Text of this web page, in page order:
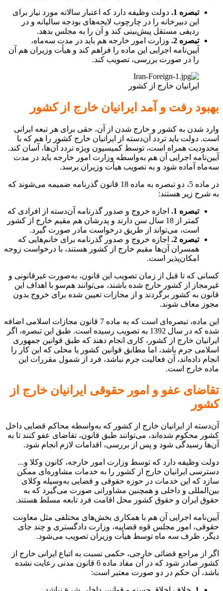
تبصره 1.
دولت وظیفه دارد که اعتبار سالانه مورد نیاز برای
این دبیرخانه را در چارچوب لایحه‌های بودجه سالیانه و در
ردیفی مستقل پیش‌بینی کند و آن را به مجلس بدهد.
تبصره 2.
وزارت امور خارجه هم باید در مدت سه‌ماه،
آیین‌نامه اجرایی این ماده را فراهم کند و هیأت وزیران هم آن
را در صورت بررسی، تصویب کند.
ایرانیان خارج از کشور
بهبود رفت و آمد ایرانیان خارج از کشور
وارد شدن به کشور و خارج شدن از آن، حقی برای هر تبعه ایرانی
است. دولت باید تردد آن‌دسته از ایرانیان خارج کشور را هم که با
محدودیت همراه است، توسط کمیسیون ویژه تردد آن‌ها، آسان کند.
آیین‌نامه اجرایی آن هم به‌واسطه وزارت امور خارجه باید در مدت
سه‌ماه آماده شود و به تصویب هیأت وزیران برسد.
در ماده 5، دو تبصره به ماده 18 قانون گذرنامه ضمیمه می‌شوند که
به شرح زیر هستند:
تبصره 1.
اجازه خروج و صدور گذرنامه آن‌دسته از افرادی که
کمتر از 18 سال سن دارند و پدرشان هم مقیم خارج از کشور
است، می‌تواند از طریق درخواست مادر صورت گیرد.
تبصره 2.
اجازه خروج و صدور گذرنامه برای خانم‌هایی که
همسران آن‌ها مقیم خارج از کشور هستند، با درخواست زوجه
امکان‌پذیر است.
کسانی که تا قبل از زمان تصویب این قانون، به‌صورت غیرقانونی و
غیرمجاز از کشور خارج شده باشند، می‌توانند هم‌سو با اهداف این
قانون به کشور برگردند و از مجازات تعیین شده برای خروج بدون
مجوز معاف شوند.
این ماده، تبصره‌ای است که به ماده 7 قانون مجازات اسلامی اضافه
شده که در سال 1392 به تصویب رسیده است. طبق این تبصره، اگر
ایرانیان خارج از کشور، کاری انجام دهند که طبق قوانین جمهوری
اسلامی جرم باشد، اما مطابق قوانین کشور یا محلی که این کار را
انجام داده‌اند، آن فعالیت جرم نباشد، فرد از شمول مقررات این
ماده خارج است.
تقاضای عفو و امور حقوقی ایرانیان خارج از
کشور
آن‌دسته از ایرانیان خارج از کشور که به‌واسطه محاکم قضایی داخل
کشور محکوم شده‌اند، می‌توانند طبق قانون، تقاضای عفو کنند تا به
آن‌ها رسیدگی شود و پس از بررسی، اقدامات لازم انجام شود.
دولت وظیفه دارد که توسط وزارت امور خارجه، کانون وکلا و...
دسترسی ایرانیان خارج از کشور را به خدمات مشاوره‌ای ممکن
سازد که این خدمات در حوزه حقوقی و قضایی به‌وسیله وکلای
بین‌المللی و داخلی و همچنین مشاورانی صورت می‌گیرد که به
حقوق ایران و حقوق کشور محل اقامت فرد تابعه مسلط هستند.
آیین‌نامه اجرایی آن هم با همکاری بخش‌های مختلفی مثل معاونت
حقوقی، امور مجلس قوه قضاییه، وزارت دادگستری و چند جای
دیگر، ظرف سه ماه توسط هیأت وزیران تصویب می‌شود.
اگر از مراجع قضائی خارجی، حکمی نسبت به اتباع ایرانی خارج از
کشور صادر شود که در آن مفاد ماده 6 قانون مدنی رعایت نشده
باشد، آن حکم در دو صورت معتبر است: